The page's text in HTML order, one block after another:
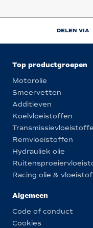
DELEN VIA
Top productgroepen
Motorolie
Smeervetten
Additieven
Koelvloeistoffen
Remvloeistoffen
Hydrauliek olie
Racing olie &
Algemeen
Code of conduct
Cookies